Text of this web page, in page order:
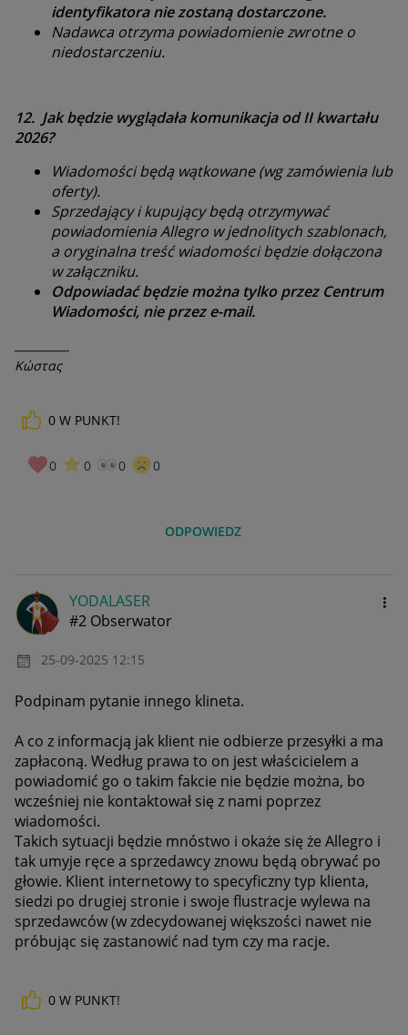
identyfikatora nie zostaną dostarczone.
Nadawca otrzyma powiadomienie zwrotne o
niedostarczeniu.
12. Jak będzie wyglądała komunikacja od II kwartału
2026?
Wiadomości będą wątkowane (wg zamówienia lub
oferty).
Sprzedający i kupujący będą otrzymywać
powiadomienia Allegro w jednolitych szablonach,
a oryginalna treść wiadomości będzie dołączona
w załączniku.
Odpowiadać będzie można tylko przez Centrum
Wiadomości, nie przez e-mail.
Κώστας
0 W PUNKT!
0 0 0 0
ODPOWIEDZ
YODALASER
#2 Obserwator
‎25-09-2025 12:15
Podpinam pytanie innego klineta.
A co z informacją jak klient nie odbierze przesyłki a ma
zapłaconą. Według prawa to on jest właścicielem a
powiadomić go o takim fakcie nie będzie można, bo
wcześniej nie kontaktował się z nami poprzez
wiadomości.
Takich sytuacji będzie mnóstwo i okaże się że Allegro i
tak umyje ręce a sprzedawcy znowu będą obrywać po
głowie. Klient internetowy to specyficzny typ klienta,
siedzi po drugiej stronie i swoje flustracje wylewa na
sprzedawców (w zdecydowanej większości nawet nie
próbując się zastanowić nad tym czy ma racje.
0 W PUNKT!